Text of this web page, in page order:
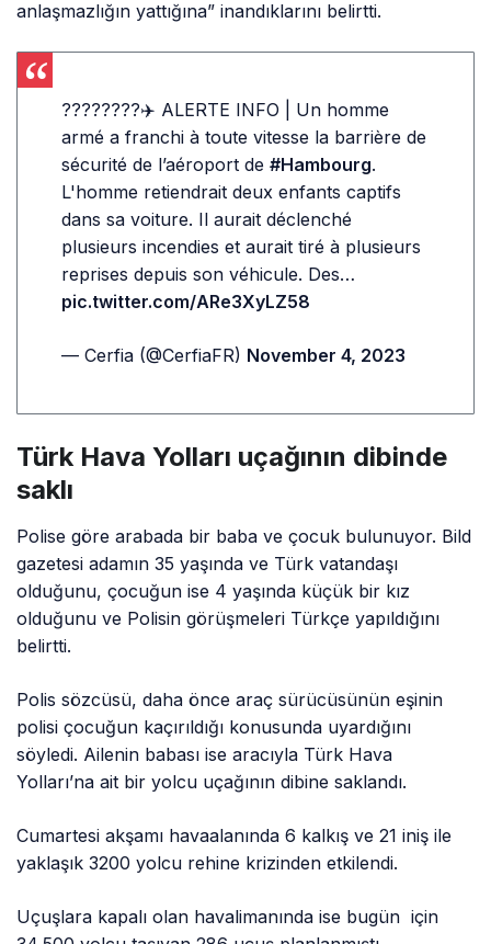
anlaşmazlığın yattığına” inandıklarını belirtti.
????????✈️ ALERTE INFO | Un homme
armé a franchi à toute vitesse la barrière de
sécurité de l’aéroport de#Hambourg.
L'homme retiendrait deux enfants captifs
dans sa voiture. Il aurait déclenché
plusieurs incendies et aurait tiré à plusieurs
reprises depuis son véhicule. Des…
pic.twitter.com/ARe3XyLZ58
— Cerfia (@CerfiaFR) November 4, 2023
Türk Hava Yolları uçağının dibinde
saklı
Polise göre arabada bir baba ve çocuk bulunuyor. Bild
gazetesi adamın 35 yaşında ve Türk vatandaşı
olduğunu, çocuğun ise 4 yaşında küçük bir kız
olduğunu ve Polisin görüşmeleri Türkçe yapıldığını
belirtti.
Polis sözcüsü, daha önce araç sürücüsünün eşinin
polisi çocuğun kaçırıldığı konusunda uyardığını
söyledi. Ailenin babası ise aracıyla Türk Hava
Yolları’na ait bir yolcu uçağının dibine saklandı.
Cumartesi akşamı havaalanında 6 kalkış ve 21 iniş ile
yaklaşık 3200 yolcu rehine krizinden etkilendi.
Uçuşlara kapalı olan havalimanında ise bugün için